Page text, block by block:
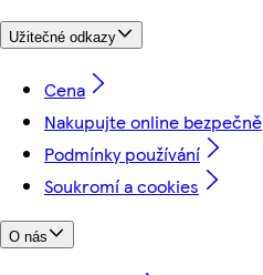
Užitečné odkazy
Cena
Nakupujte online bezpečně
Podmínky používání
Soukromí a cookies
O nás